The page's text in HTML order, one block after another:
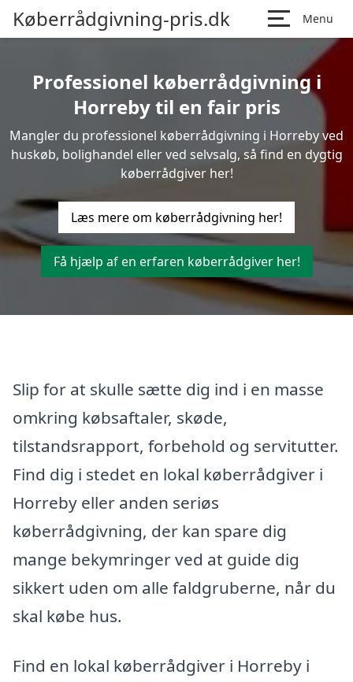
Køberrådgivning-pris.dk Menu
Professionel køberrådgivning i
Horreby til en fair pris
Mangler du professionel køberrådgivning i Horreby ved
huskøb, bolighandel eller ved selvsalg, så find en dygtig
køberrådgiver her!
Læs mere om køberrådgivning her!
Få hjælp af en erfaren køberrådgiver her!
Slip for at skulle sætte dig ind i en masse
omkring købsaftaler, skøde,
tilstandsrapport, forbehold og servitutter.
Find dig i stedet en lokal køberrådgiver i
Horreby eller anden seriøs
køberrådgivning, der kan spare dig
mange bekymringer ved at guide dig
sikkert uden om alle faldgruberne, når du
skal købe hus.
Find en lokal køberrådgiver i Horreby i